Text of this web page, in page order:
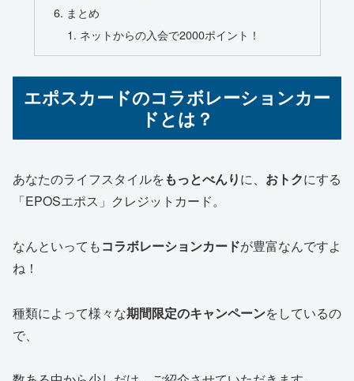
まとめ
ネットからの入会で2000ポイント！
エポスカードのコラボレーションカー
ドとは？
あなたのライフスタイルをもっとべんりに、 おトクにする
「EPOSエポス」クレジットカード。
なんといってもコラボレーションカードが豊富なんですよ
ね！
種類によって様々な期間限定のキャンペーンをしているの
で、